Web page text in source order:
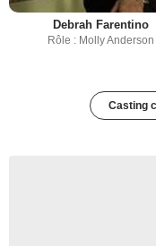
Debrah Farentino
Rôle : Molly Anderson
Casting